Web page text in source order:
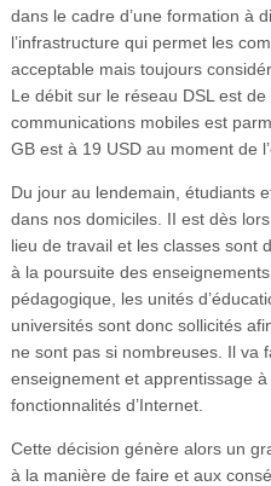
dans le cadre d’une formation à
l’infrastructure qui permet les
acceptable mais toujours
Le débit sur le réseau DSL est
communications mobiles est
GB est à 19 USD au moment de
Du jour au lendemain, étudiants
dans nos domiciles. II est dès
lieu de travail et les classes sont
à la poursuite des
pédagogique, les unités
universités sont donc sollicités
ne sont pas si nombreuses. Il va
enseignement et apprentissage
fonctionnalités d’Internet.
Cette décision génère alors un
à la manière de faire et aux